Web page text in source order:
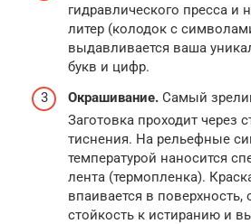
гидравлического пресса и
литер (колодок с
выдавливается ваша
букв и цифр.
Окрашивание. Самый
Заготовка проходит через
тиснения. На рельефные
температурой наносится
лента (термопленка).
впаивается в поверхность,
стойкость к истиранию и